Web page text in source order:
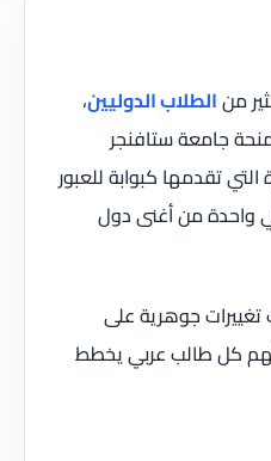
منالطلاب الدوليين،
جامعة ستافنجر
التي تقدمها كبوابة للعبور
واحدة من أغنى دول
2026، طرأت تغييرات جوهرية على
كل طالب عربي يخطط